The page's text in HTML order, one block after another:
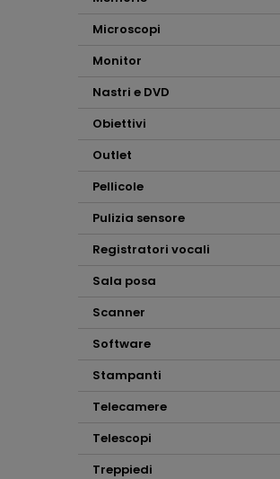
Microscopi
Monitor
Nastri e DVD
Obiettivi
Outlet
Pellicole
Pulizia sensore
Registratori vocali
Sala posa
Scanner
Software
Stampanti
Telecamere
Telescopi
Treppiedi
che altro !!!